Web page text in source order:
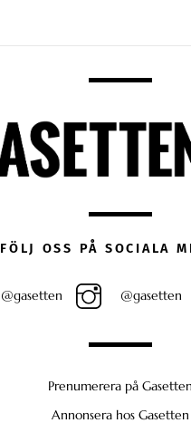
FÖLJ OSS PÅ SOCIALA
@gasetten @gasetten
Prenumerera på Gasetten
Annonsera hos Gasetten